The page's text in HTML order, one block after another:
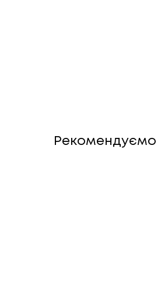
Рекомендуємо